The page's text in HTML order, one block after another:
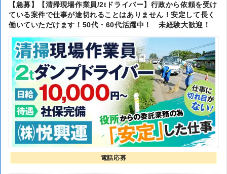
【急募】【清掃現場作業員/2tドライバー】行政から依頼を受け
ている案件で仕事が途切れることはありません！安定して長く
働いていただけます！50代・60代活躍中！ 未経験大歓迎！
電話応募